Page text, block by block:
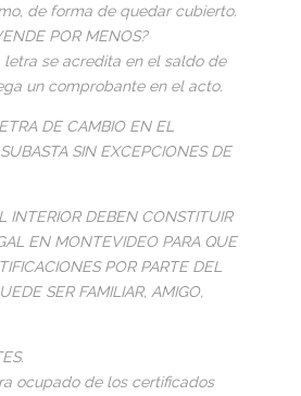
de forma de quedar cubierto.
POR MENOS?
se acredita en el saldo de
un comprobante en el acto.
DE CAMBIO EN EL
SIN EXCEPCIONES DE
INTERIOR DEBEN CONSTITUIR
EN MONTEVIDEO PARA QUE
POR PARTE DEL
SER FAMILIAR, AMIGO,
ocupado de los certificados